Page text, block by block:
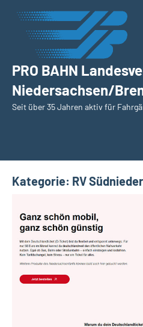
Inhalt
springen
PRO BAHN
Niedersachsen/
Seit über 35 Jahren aktiv für
Kategorie: RV